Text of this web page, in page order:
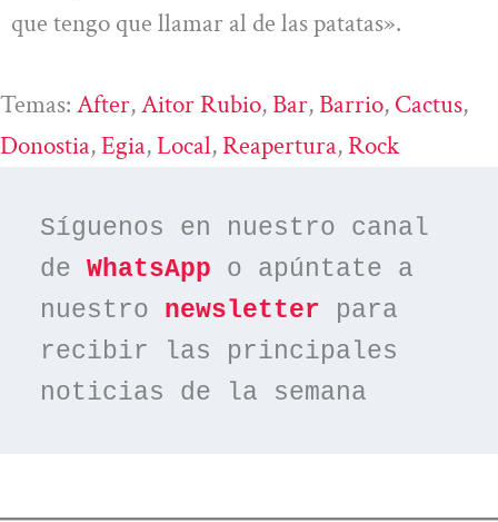
que tengo que llamar al de las patatas».
Temas: After, Aitor Rubio, Bar, Barrio, Cactus
Donostia, Egia, Local, Reapertura, Rock
Síguenos en nuestro canal
de WhatsApp o apúntate a
nuestro newsletter para
recibir las principales
noticias de la semana